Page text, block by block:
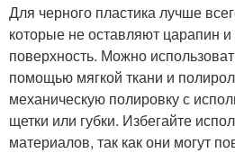
Для черного пластика лучше
которые не оставляют царапин
поверхность. Можно
помощью мягкой ткани и
механическую полировку с
щетки или губки. Избегайте
материалов, так как они могут